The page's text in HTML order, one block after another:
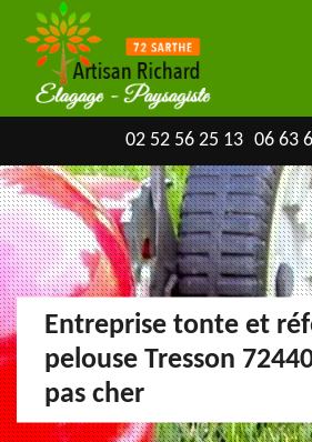
02 52 56 25 13 06 63
Entreprise tonte et
pelouse Tresson
pas cher